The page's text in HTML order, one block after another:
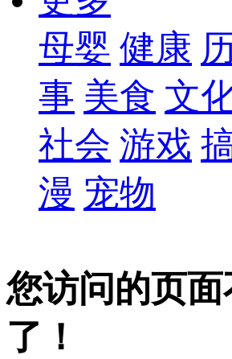
母婴 健康
事 美食 文
社会 游戏
漫 宠物
您访问的页
了！